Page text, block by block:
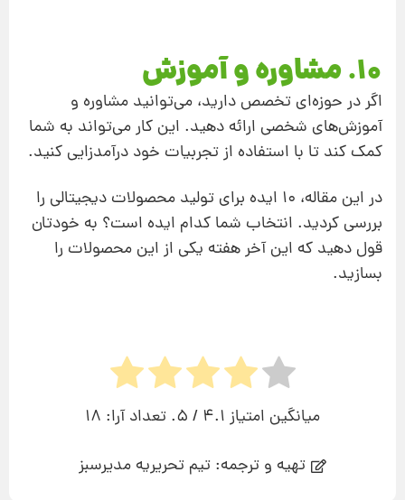
10. مشاوره و آموزش
اگر در حوزه‌ای تخصص دارید، می‌توانید مشاوره و
آموزش‌های شخصی ارائه دهید. این کار می‌تواند به شما
کمک کند تا با استفاده از تجربیات خود درآمدزایی کنید.
در این مقاله، 10 ایده برای تولید محصولات دیجیتالی را
بررسی کردید. انتخاب شما کدام ایده است؟ به خودتان
قول دهید که این آخر هفته یکی از این محصولات را
بسازید.
میانگین امتیاز 4.1 / 5. تعداد آرا:
18
تهیه و ترجمه: تیم تحریریه مدیرسبز